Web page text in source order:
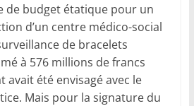
de budget étatique pour un
d’un centre médico-social
de bracelets
à 576 millions de francs
avait été envisagé avec le
Mais pour la signature du